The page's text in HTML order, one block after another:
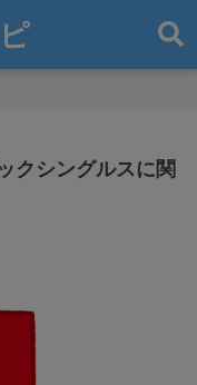
クシングルスに関